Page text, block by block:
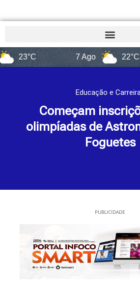
7 Ago 22°C
Educação e
Começam
olimpíadas de
Foguetes
PUBLICIDADE